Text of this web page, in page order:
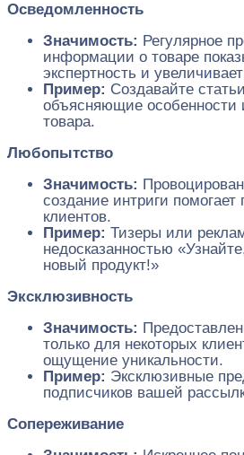
Осведомленность
Значимость: Регулярное
информации о товаре
экспертность и
Пример: Создавайте
объясняющие особенности
товара.
Любопытство
Значимость:
создание интриги
клиентов.
Пример: Тизеры или
недосказанностью
новый продукт!»
Эксклюзивность
Значимость:
только для некоторых
ощущение уникальности.
Пример: Эксклюзивные
подписчиков вашей
Сопереживание